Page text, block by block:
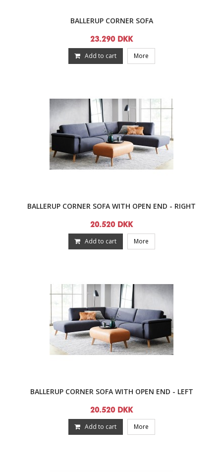
BALLERUP CORNER SOFA
23.290 DKK
Add to cart More
BALLERUP CORNER SOFA WITH OPEN END - RIGHT
20.520 DKK
Add to cart More
BALLERUP CORNER SOFA WITH OPEN END - LEFT
20.520 DKK
Add to cart More